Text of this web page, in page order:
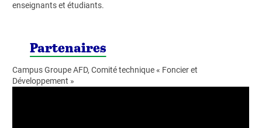
enseignants et étudiants.
Partenaires
Campus Groupe AFD, Comité technique « Foncier et
Développement »